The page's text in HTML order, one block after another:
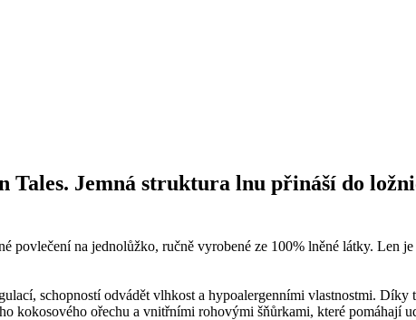
Tales. Jemná struktura lnu přináší do
povlečení na jednolůžko, ručně vyrobené ze 100% lněné látky. Len
schopností odvádět vlhkost a hypoalergenními vlastnostmi.
kokosového ořechu a vnitřními rohovými šňůrkami, které pomáhají